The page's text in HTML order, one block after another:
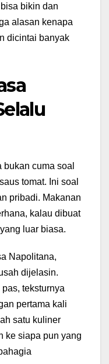
bikin dan
alasan kenapa
dicintai banyak
cuma soal
tomat. Ini soal
pribadi. Makanan
kalau dibuat
luar biasa.
Napolitana,
dijelasin.
teksturnya
pertama kali
satu kuliner
ke siapa pun yang